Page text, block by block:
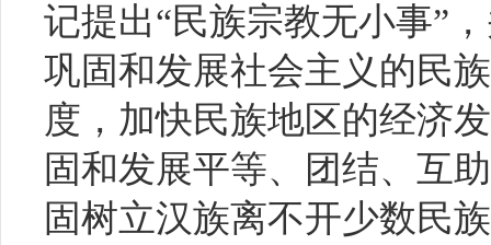
记提出“民族宗教无小事”
巩固和发展社会主义的民
度，加快民族地区的经济
固和发展平等、团结、互
固树立汉族离不开少数民